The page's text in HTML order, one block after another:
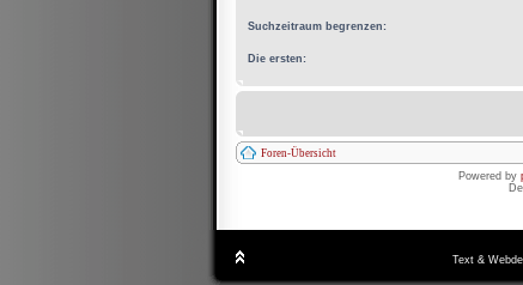
Suchzeitraum begrenzen:
Die ersten:
Foren-Übersicht
Powered by
Text &